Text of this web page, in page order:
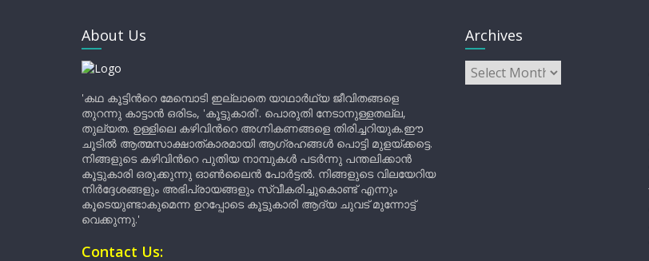
About Us
'കഥ കൂട്ടിന്‍റെ മേമ്പൊടി ഇല്ലാതെ യാഥാർഥ്യ ജീവിതങ്ങളെ
തുറന്നു കാട്ടാൻ ഒരിടം, 'കൂട്ടുകാരി'. പൊരുതി നേടാനുള്ളതല്ല,
തുല്യത. ഉള്ളിലെ കഴിവിന്‍റെ അഗ്നികണങ്ങളെ തിരിച്ചറിയുക.ഈ
ചൂടിൽ ആത്മസാക്ഷാത്കാരമായി ആഗ്രഹങ്ങൾ പൊട്ടി മുളയ്ക്കട്ടെ.
നിങ്ങളുടെ കഴിവിന്‍റെ പുതിയ നാമ്പുകൾ പടർന്നു പന്തലിക്കാൻ
കൂട്ടുകാരി ഒരുക്കുന്നു ഓൺലൈൻ പോർട്ടൽ. നിങ്ങളുടെ വിലയേറിയ
നിർദ്ദേശങ്ങളും അഭിപ്രായങ്ങളും സ്വീകരിച്ചുകൊണ്ട് എന്നും
കൂടെയുണ്ടാകുമെന്ന ഉറപ്പോടെ കൂട്ടുകാരി ആദ്യ ചുവട് മുന്നോട്ട്
വെക്കുന്നു.'
Contact Us:
Archives
Archives